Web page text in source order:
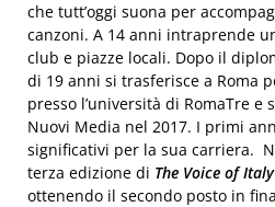
che tutt’oggi suona per
canzoni. A 14 anni intraprende
club e piazze locali. Dopo il
di 19 anni si trasferisce a Roma
presso l’università di RomaTre e
Nuovi Media nel 2017. I primi
significativi per la sua carriera.
terza edizione di The Voice of Italy
ottenendo il secondo posto in